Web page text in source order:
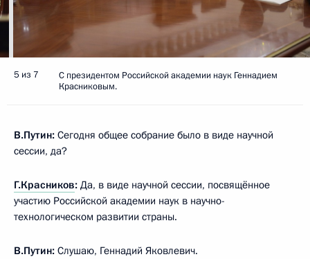
5 из 7
С президентом Российской академии наук Геннадием
Красниковым.
В.Путин: Сегодня общее собрание было в виде научной
сессии, да?
Г.Красников: Да, в виде научной сессии, посвящённое
участию Российской академии наук в научно-
технологическом развитии страны.
В.Путин: Слушаю, Геннадий Яковлевич.